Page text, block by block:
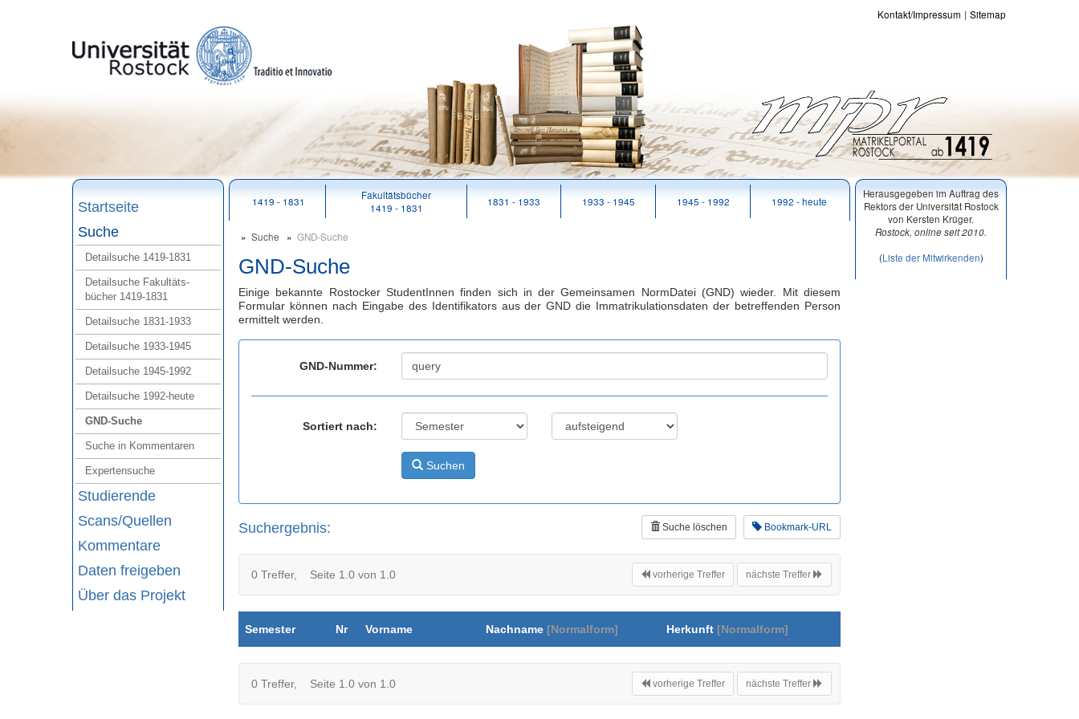
Kontakt/Impressum Sitemap
Startseite
Suche
Detailsuche 1419‑1831
Detailsuche Fakultäts-
bücher 1419‑1831
Detailsuche 1831‑1933
Detailsuche 1933‑1945
Detailsuche 1945‑1992
Detailsuche 1992‑heute
GND‑Suche
Suche in Kommentaren
Expertensuche
Studierende
Scans/Quellen
Kommentare
Daten freigeben
Über das Projekt
1419 - 1831
Fakultätsbücher
1419 - 1831
1831 - 1933 1933 - 1945 1945 - 1992 1992 - heute
Suche GND‑Suche
GND-Suche
Einige bekannte Rostocker StudentInnen finden sich in der Gemeinsamen NormDatei (GND) wieder. Mit diesem
Formular können nach Eingabe des Identifikators aus der GND die Immatrikulationsdaten der betreffenden Person
ermittelt werden.
GND-Nummer:
Sortiert nach:
Suchen
Suche löschen Bookmark-URL
Suchergebnis:
0 Treffer, Seite 1.0 von 1.0 vorherige Treffer nächste Treffer
Semester Nr Vorname Nachname [Normalform] Herkunft [Normalform]
0 Treffer, Seite 1.0 von 1.0 vorherige Treffer nächste Treffer
Herausgegeben im Auftrag des
Rektors der Universität Rostock
von Kersten Krüger.
Rostock, online seit 2010.
(Liste der Mitwirkenden)